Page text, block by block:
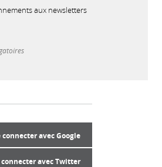
aux newsletters
connecter avec Google
connecter avec Twitter